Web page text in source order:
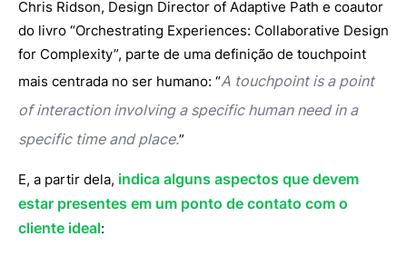
Chris Ridson, Design Director of Adaptive Path e coautor
do livro “Orchestrating Experiences: Collaborative Design
for Complexity”, parte de uma definição de touchpoint
mais centrada no ser humano: “A touchpoint is a point
of interaction involving a specific human need in a
specific time and place.”
E, a partir dela, indica alguns aspectos que devem
estar presentes em um ponto de contato com o
cliente ideal: